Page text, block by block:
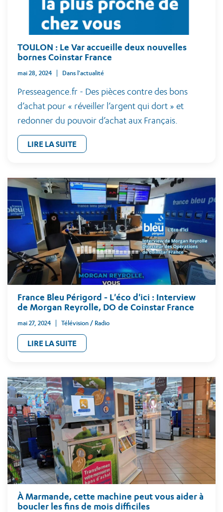
TOULON : Le Var accueille deux nouvelles
bornes Coinstar France
mai 28, 2024 Dans l'actualité
Presseagence.fr - Des pièces contre des bons
d’achat pour « réveiller l’argent qui dort » et
redonner du pouvoir d’achat aux Français.
LIRE LA SUITE
France Bleu Périgord - L'éco d'ici : Interview
de Morgan Reyrolle, DO de Coinstar France
mai 27, 2024 Télévision / Radio
LIRE LA SUITE
À Marmande, cette machine peut vous aider à
boucler les fins de mois difficiles